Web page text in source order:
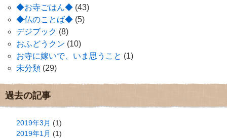
◆お寺ごはん◆ (43)
◆仏のことば◆ (5)
デジブック (8)
おふどうクン (10)
お寺に嫁いで、いま思うこと (1)
未分類 (29)
過去の記事
2019年3月 (1)
2019年1月 (1)